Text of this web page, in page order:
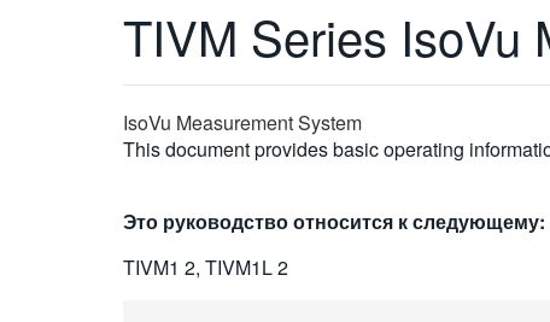
TIVM Series IsoVu
IsoVu Measurement System
This document provides basic operating
Это руководство относится к следующему:
TIVM1 2, TIVM1L 2